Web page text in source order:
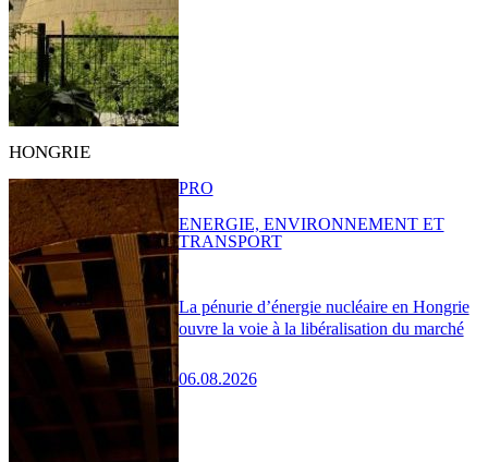
HONGRIE
La pénurie d’énergie nucléaire en Hongrie
ouvre la voie à la libéralisation du marché
06.08.2026
PRO
ENERGIE, ENVIRONNEMENT ET
TRANSPORT